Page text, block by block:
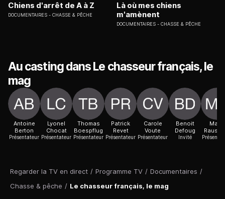
Regarder la TV en direct / Programme TV / Documentaires /
Chasse & pêche / Le chasseur français, le mag
Chiens d'arrêt de A à Z
DOCUMENTAIRES CHASSE & PÊCHE
Là où mes chiens
m'amènent
DOCUMENTAIRES CHASSE & PÊCHE
Au casting dans Le chasseur français, le
mag
Antoine
Berton
Présentateur
Lyonel
Chocat
Présentateur
Thomas
Boespflug
Présentateur
Patrick
Revet
Présentateur
Carole
Voute
Présentateur
Benoit
Defoug
Invité
Marie